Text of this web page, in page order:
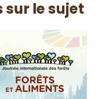
sur le sujet